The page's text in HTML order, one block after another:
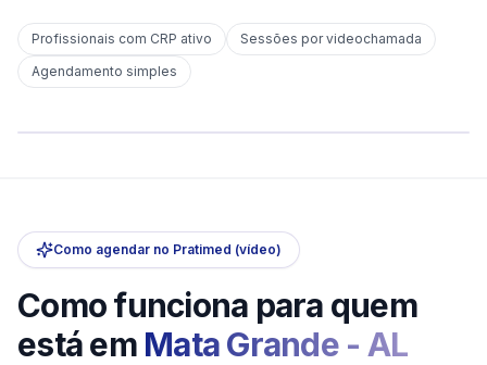
Profissionais com CRP ativo
Sessões por videochamada
Agendamento simples
Como agendar no Pratimed (vídeo)
Como funciona para quem
está em Mata Grande- AL